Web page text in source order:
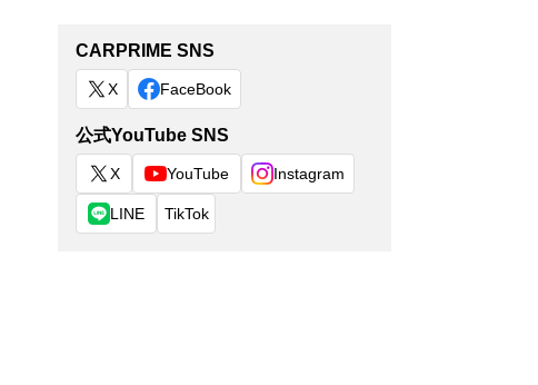
CARPRIME SNS
X FaceBook
公式YouTube SNS
X YouTube Instagram
LINE TikTok